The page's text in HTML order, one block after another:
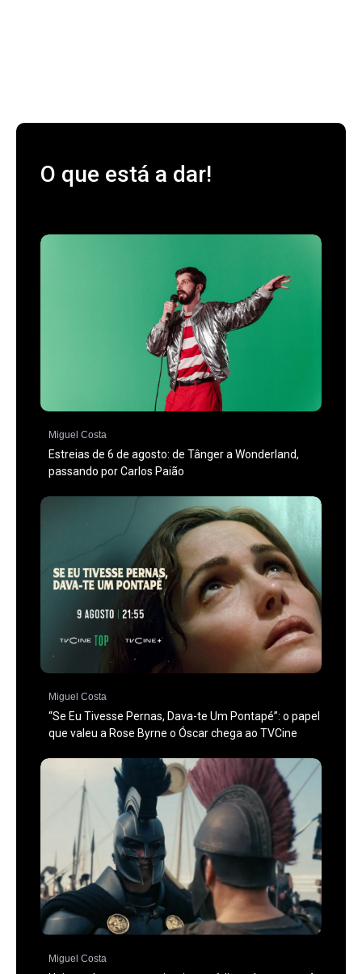
O que está a dar!
Miguel Costa
Estreias de 6 de agosto: de Tânger a Wonderland,
passando por Carlos Paião
Miguel Costa
“Se Eu Tivesse Pernas, Dava-te Um Pontapé”: o papel
que valeu a Rose Byrne o Óscar chega ao TVCine
Miguel Costa